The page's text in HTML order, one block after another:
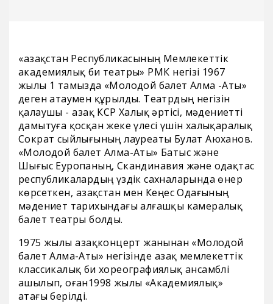
«Қазақстан Республикасының Мемлекеттік
академиялық би театры» РМҚК негізі 1967
жылы 1 тамызда «Молодой балет Алма -Аты»
деген атаумен құрылды. Театрдың негізін
қалаушы - Қазақ КСР Халық әртісі, мәдениетті
дамытуға қосқан жеке үлесі үшін халықаралық
Сократ сыйлығының лауреаты Булат Аюханов.
«Молодой балет Алма-Аты» Батыс және
Шығыс Еуропаның, Скандинавия және одақтас
республикалардың үздік сахналарында өнер
көрсеткен, Қазақстан мен Кеңес Одағының
мәдениет тарихындағы алғашқы камералық
балет театры болды.
1975 жылы Қазақконцерт жанынан «Молодой
балет Алма-Аты» негізінде Қазақ мемлекеттік
классикалық би хореографиялық ансамблі
ашылып, оған1998 жылы «Академиялық»
атағы берілді.